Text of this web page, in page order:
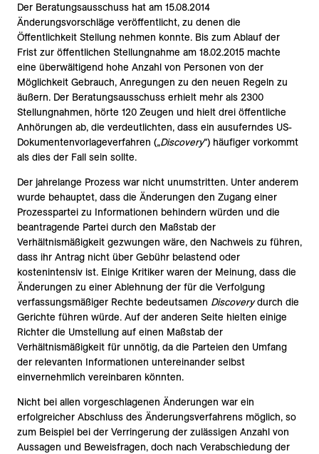
Der Beratungsausschuss hat am 15.08.2014
Änderungsvorschläge veröffentlicht, zu denen die
Öffentlichkeit Stellung nehmen konnte. Bis zum Ablauf der
Frist zur öffentlichen Stellungnahme am 18.02.2015 machte
eine überwältigend hohe Anzahl von Personen von der
Möglichkeit Gebrauch, Anregungen zu den neuen Regeln zu
äußern. Der Beratungsausschuss erhielt mehr als 2300
Stellungnahmen, hörte 120 Zeugen und hielt drei öffentliche
Anhörungen ab, die verdeutlichten, dass ein ausuferndes US-
Dokumentenvorlageverfahren („Discovery“) häufiger vorkommt
als dies der Fall sein sollte.
Der jahrelange Prozess war nicht unumstritten. Unter anderem
wurde behauptet, dass die Änderungen den Zugang einer
Prozesspartei zu Informationen behindern würden und die
beantragende Partei durch den Maßstab der
Verhältnismäßigkeit gezwungen wäre, den Nachweis zu führen,
dass ihr Antrag nicht über Gebühr belastend oder
kostenintensiv ist. Einige Kritiker waren der Meinung, dass die
Änderungen zu einer Ablehnung der für die Verfolgung
verfassungsmäßiger Rechte bedeutsamen Discoverydurch die
Gerichte führen würde. Auf der anderen Seite hielten einige
Richter die Umstellung auf einen Maßstab der
Verhältnismäßigkeit für unnötig, da die Parteien den Umfang
der relevanten Informationen untereinander selbst
einvernehmlich vereinbaren könnten.
Nicht bei allen vorgeschlagenen Änderungen war ein
erfolgreicher Abschluss des Änderungsverfahrens möglich, so
zum Beispiel bei der Verringerung der zulässigen Anzahl von
Aussagen und Beweisfragen, doch nach Verabschiedung der